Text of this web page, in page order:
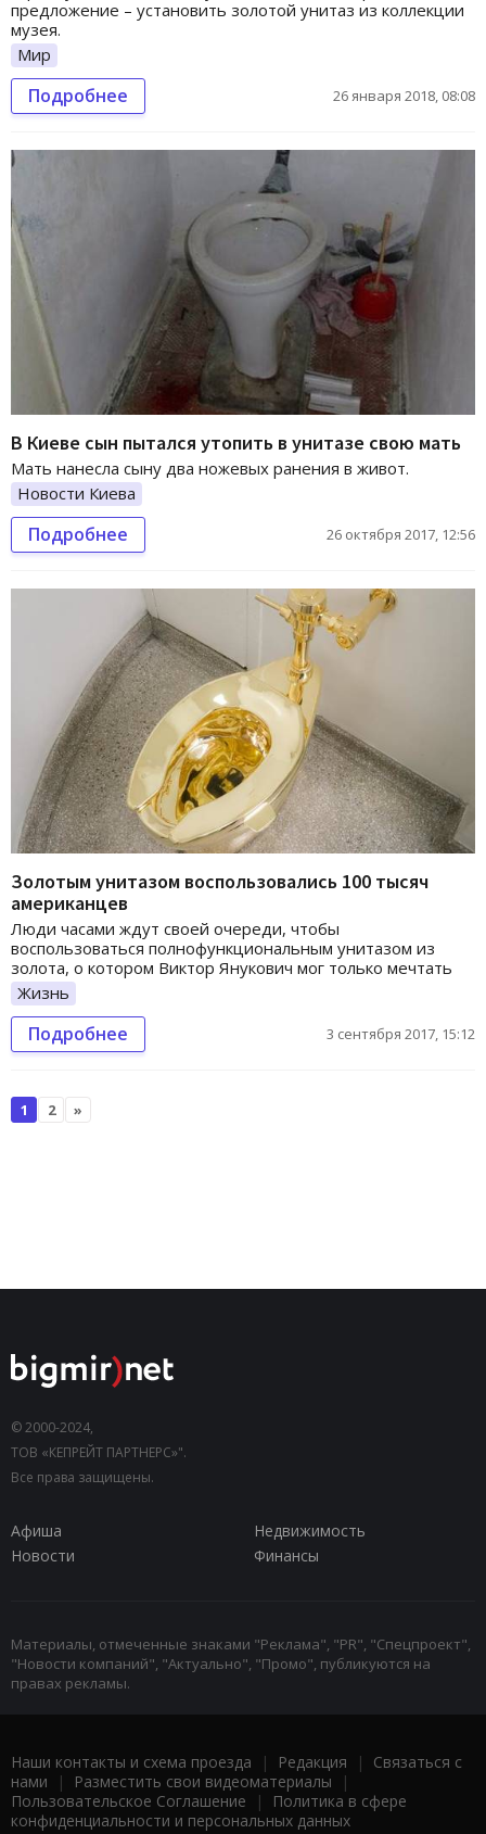
предложение – установить золотой унитаз из коллекции
музея.
Мир
Подробнее 26 января 2018, 08:08
В Киеве сын пытался утопить в унитазе свою мать
Мать нанесла сыну два ножевых ранения в живот.
Новости Киева
Подробнее 26 октября 2017, 12:56
Золотым унитазом воспользовались 100 тысяч
американцев
Люди часами ждут своей очереди, чтобы
воспользоваться полнофункциональным унитазом из
золота, о котором Виктор Янукович мог только мечтать
Жизнь
Подробнее 3 сентября 2017, 15:12
1 2 »
© 2000-2024,
ТОВ «КЕПРЕЙТ ПАРТНЕРС»".
Все права защищены.
Афиша
Недвижимость
Новости
Финансы
Материалы, отмеченные знаками "Реклама", "PR", "Спецпроект",
"Новости компаний", "Актуально", "Промо", публикуются на
правах рекламы.
Наши контакты и схема проезда | Редакция | Связаться с
нами | Разместить свои видеоматериалы |
Пользовательское Соглашение |
Политика в сфере
конфиденциальности и персональных данных